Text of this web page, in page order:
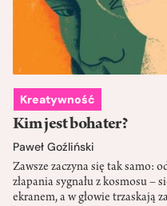
Kreatywność
Kim jest bohater?
Paweł Goźliński
Zawsze zaczyna się tak samo:
złapania sygnału z kosmosu –
ekranem, a w głowie trzaskają